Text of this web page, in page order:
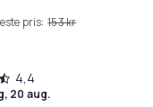
pris: 153 kr
4,4
20 aug.